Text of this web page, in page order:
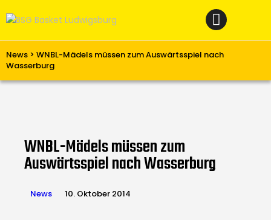
News > WNBL-Mädels müssen zum Auswärtsspiel nach
Wasserburg
Verein
Teams W
Unterstützen
Links
WNBL-Mädels müssen zum
Auswärtsspiel nach Wasserburg
News 10. Oktober 2014